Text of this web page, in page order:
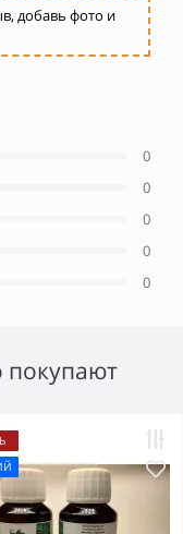
добавь фото и
0
0
0
0
0
покупают